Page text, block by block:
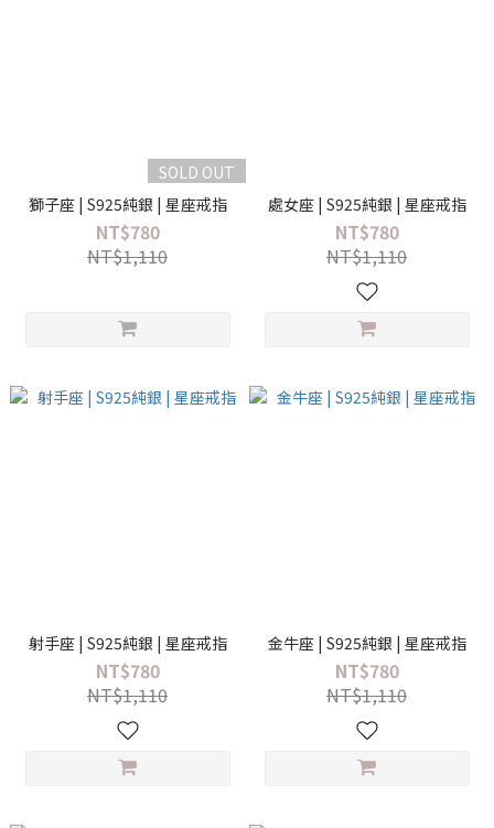
SOLD OUT
獅子座 | S925純銀 | 星座戒指
NT$780
NT$1,110
處女座 | S925純銀 | 星座戒指
NT$780
NT$1,110
射手座 | S925純銀 | 星座戒指
NT$780
NT$1,110
金牛座 | S925純銀 | 星座戒指
NT$780
NT$1,110